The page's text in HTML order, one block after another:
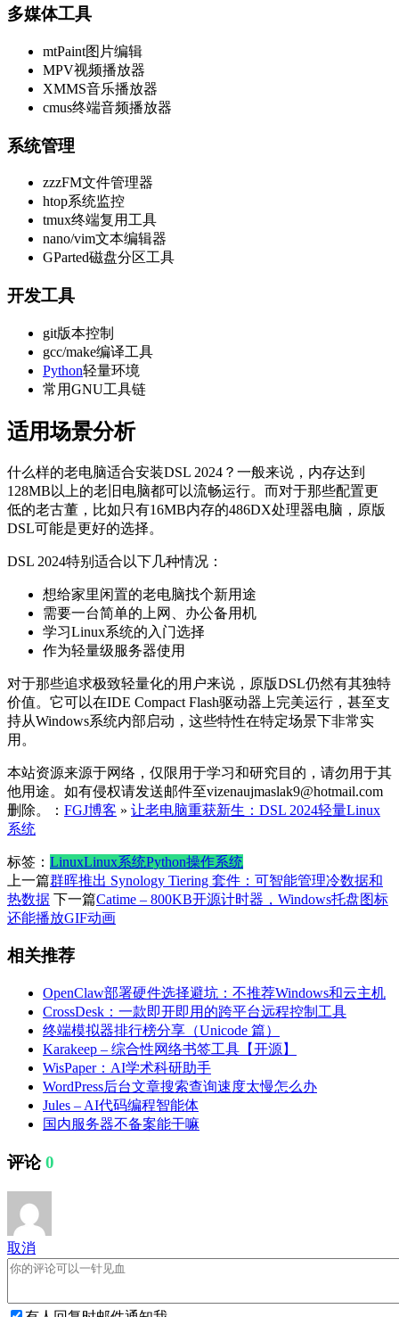
多媒体工具
mtPaint图片编辑
MPV视频播放器
XMMS音乐播放器
cmus终端音频播放器
系统管理
zzzFM文件管理器
htop系统监控
tmux终端复用工具
nano/vim文本编辑器
GParted磁盘分区工具
开发工具
git版本控制
gcc/make编译工具
Python轻量环境
常用GNU工具链
适用场景分析
什么样的老电脑适合安装DSL 2024？一般来说，内存达到
128MB以上的老旧电脑都可以流畅运行。而对于那些配置更
低的老古董，比如只有16MB内存的486DX处理器电脑，原版
DSL可能是更好的选择。
DSL 2024特别适合以下几种情况：
想给家里闲置的老电脑找个新用途
需要一台简单的上网、办公备用机
学习Linux系统的入门选择
作为轻量级服务器使用
对于那些追求极致轻量化的用户来说，原版DSL仍然有其独特
价值。它可以在IDE Compact Flash驱动器上完美运行，甚至支
持从Windows系统内部启动，这些特性在特定场景下非常实
用。
本站资源来源于网络，仅限用于学习和研究目的，请勿用于其
他用途。如有侵权请发送邮件至vizenaujmaslak9@hotmail.com
删除。： FGJ博客 » 让老电脑重获新生：DSL 2024轻量Linux
系统
标签： LinuxLinux系统Python操作系统
上一篇群晖推出 Synology Tiering 套件：可智能管理冷数据和
热数据 下一篇Catime – 800KB开源计时器，Windows托盘图标
还能播放GIF动画
相关推荐
OpenClaw部署硬件选择避坑：不推荐Windows和云主机
CrossDesk：一款即开即用的跨平台远程控制工具
终端模拟器排行榜分享（Unicode 篇）
Karakeep – 综合性网络书签工具【开源】
WisPaper：AI学术科研助手
WordPress后台文章搜索查询速度太慢怎么办
Jules – AI代码编程智能体
国内服务器不备案能干嘛
评论0
取消